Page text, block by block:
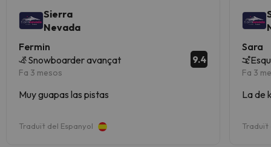
Sierra
Nevada
Fermin
Snowboarder avançat
Fa 3 mesos
9.4
Muy guapas las pistas
Traduït del Espanyol
Sara
Fa 3
La de
Traduït